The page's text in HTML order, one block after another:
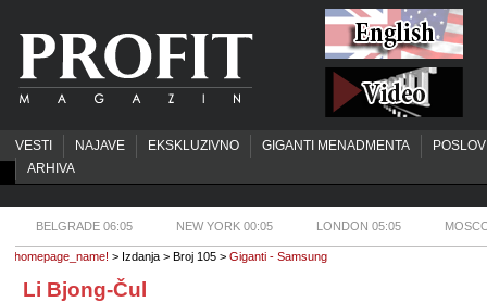
VESTI NAJAVE EKSKLUZIVNO GIGANTI MENADMENTA
ARHIVA
BELGRADE 06:05 NEW YORK 00:05 LONDON 05:05
homepage_name! > Izdanja > Broj 105 > Giganti - Samsung
Li Bjong-Čul